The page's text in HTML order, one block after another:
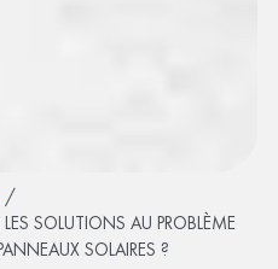
SOLUTIONS AU PROBLÈME
SOLAIRES ?